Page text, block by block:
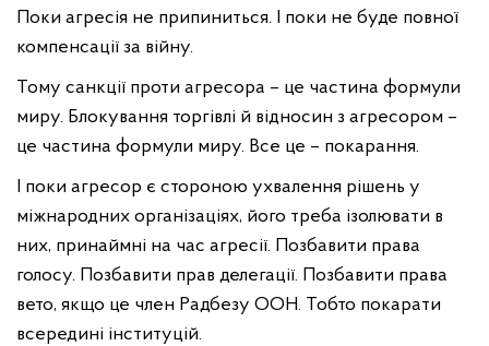
Поки агресія не припиниться. І поки не буде повної
компенсації за війну.
Тому санкції проти агресора – це частина формули
миру. Блокування торгівлі й відносин з агресором –
це частина формули миру. Все це – покарання.
І поки агресор є стороною ухвалення рішень у
міжнародних організаціях, його треба ізолювати в
них, принаймні на час агресії. Позбавити права
голосу. Позбавити прав делегації. Позбавити права
вето, якщо це член Радбезу ООН. Тобто покарати
всередині інституцій.